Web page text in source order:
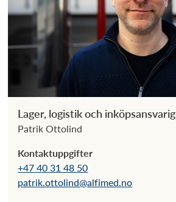
Lager, logistik och inköpsansvarig
Patrik Ottolind
Kontaktuppgifter
+47 40 31 48 50
patrik.ottolind@alfimed.no